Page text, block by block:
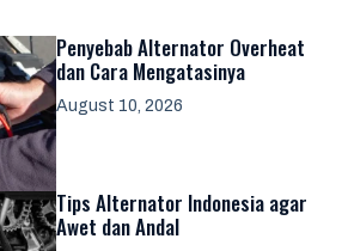
Penyebab Alternator Overheat
dan Cara Mengatasinya
August 10, 2026
Tips Alternator Indonesia agar
Awet dan Andal